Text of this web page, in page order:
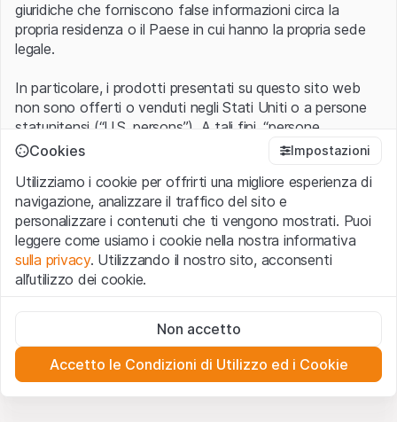
giuridiche che forniscono false informazioni circa la
propria residenza o il Paese in cui hanno la propria sede
legale.
In particolare, i prodotti presentati su questo sito web
non sono offerti o venduti negli Stati Uniti o a persone
statunitensi (“U.S. persons”). A tali fini, “persone
statunitensi” vanno intese nel significato ad esse ascritto
1933 che include le persone residenti negli Stati Uniti
d’America, le società per azioni e le altre forme societarie
americane.
Condizioni di utilizzo e informazioni legali
Con l’accesso al sito web (di seguito, il “Sito”) si dichiara
avvertenze importanti e le condizioni di utilizzo ivi rese
siano accettate, l’utente è tenuto ad interrompere
l’utilizzo del presente Sito.
Cookies Impostazioni
Utilizziamo i cookie per offrirti una migliore esperienza di
navigazione, analizzare il traffico del sito e
personalizzare i contenuti che ti vengono mostrati. Puoi
leggere come usiamo i cookie nella nostra informativa
sulla privacy. Utilizzando il nostro sito, acconsenti
all’utilizzo dei cookie.
Questi cookie sono necessari per il funzionamento del sito
web e non possono essere disattivati.
Cookie analitici
Questi cookie monitorano in forma anonima le interazioni
Non accetto
Accetto le Condizioni di Utilizzo ed i Cookie